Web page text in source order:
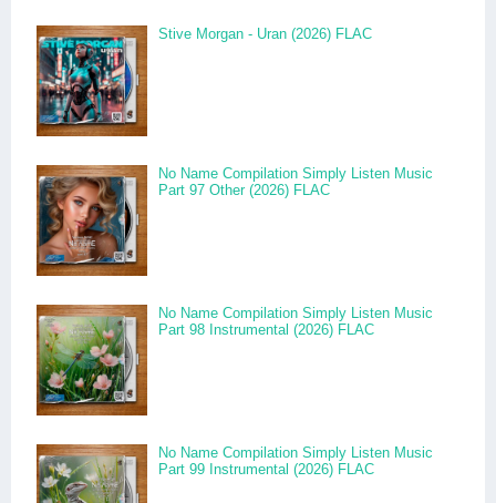
Stive Morgan - Uran (2026) FLAC
No Name Compilation Simply Listen Music
Part 97 Other (2026) FLAC
No Name Compilation Simply Listen Music
Part 98 Instrumental (2026) FLAC
No Name Compilation Simply Listen Music
Part 99 Instrumental (2026) FLAC